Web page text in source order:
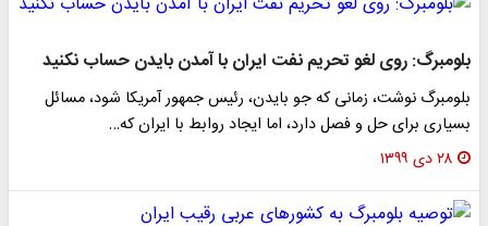
بلومبرگ: روی لغو تحریم نفت ایران با آمدن بایدن حساب نکنید
بلومبرگ نوشت، زمانی که جو بایدن، رئیس جمهور آمریکا شود، مسائل
بسیاری برای حل و فصل دارد، اما ایجاد روابط با ایران که…
۲۸ دی ۱۳۹۹